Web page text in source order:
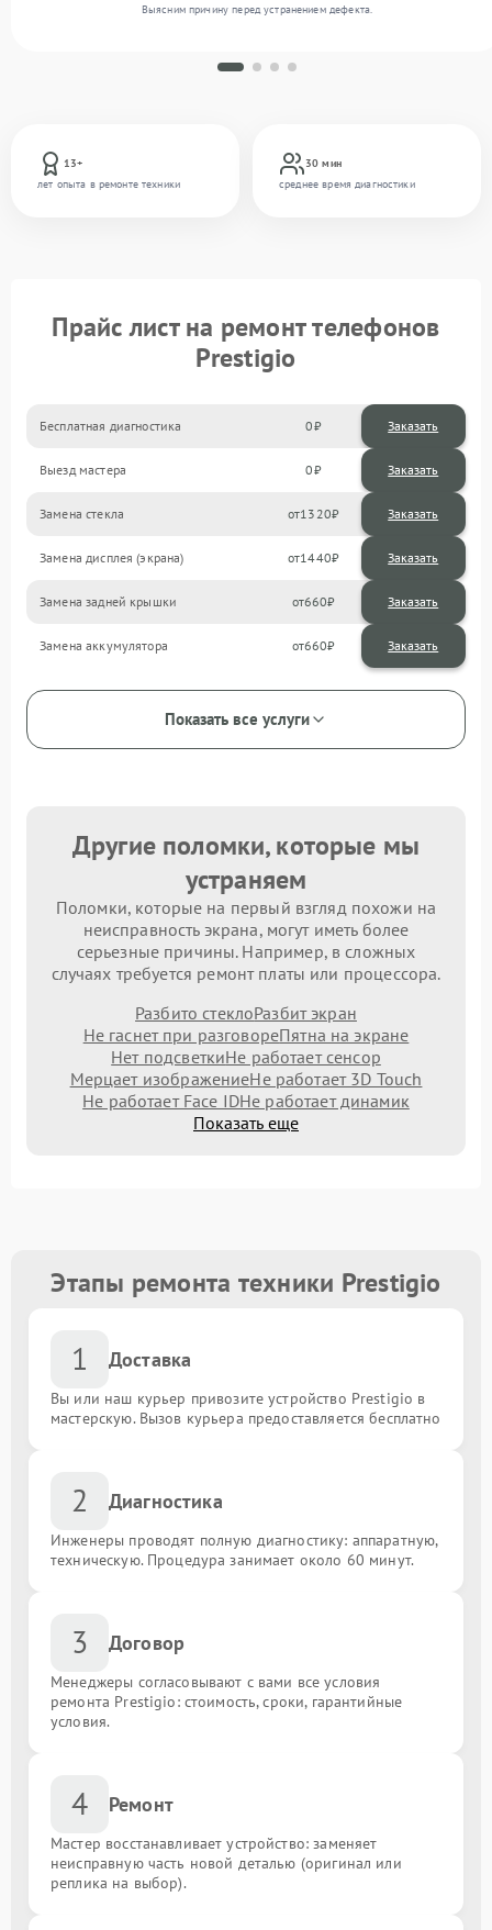
13+
лет опыта в ремонте техники
30 мин
среднее время диагностики
Выясним причину перед устранением дефекта.
Прайс лист на ремонт телефонов
Prestigio
Бесплатная диагностика 0 Заказать
Выезд мастера 0 Заказать
Замена стекла 1320
Замена дисплея (экрана) 1440
Замена задней крышки 660
Замена аккумулятора 660
Показать все услуги
Другие поломки, которые мы
устраняем
Поломки, которые на первый взгляд похожи на
неисправность экрана, могут иметь более
серьезные причины. Например, в сложных
случаях требуется ремонт платы или процессора.
Разбито стеклоРазбит экран
Не гаснет при разговореПятна на экране
Нет подсветкиНе работает сенсор
Мерцает изображениеНе работает 3D Touch
Не работает Face IDНе работает динамик
Показать еще
Этапы ремонта техники Prestigio
1 Доставка
Вы или наш курьер привозите устройство Prestigio в
мастерскую. Вызов курьера предоставляется бесплатно
2 Диагностика
Инженеры проводят полную диагностику: аппаратную,
техническую. Процедура занимает около 60 минут.
3 Договор
Менеджеры согласовывают с вами все условия
ремонта Prestigio: стоимость, сроки, гарантийные
условия.
4 Ремонт
Мастер восстанавливает устройство: заменяет
неисправную часть новой деталью (оригинал или
реплика на выбор).